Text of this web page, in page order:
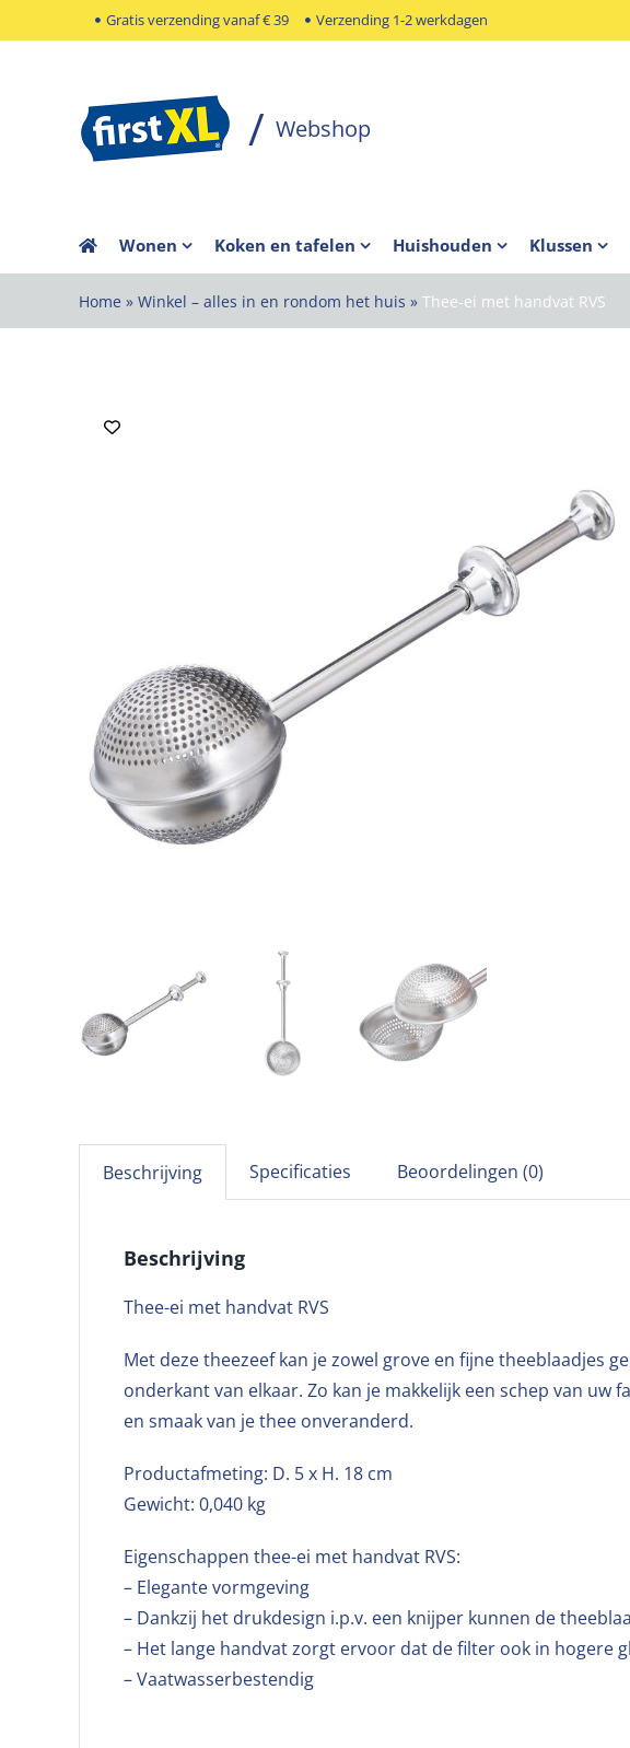
naar
Gratis verzending vanaf € 39 Verzending 1-2 werkdagen
Wonen Koken en tafelen Huishouden Klussen
Home » Winkel – alles in en rondom het huis » Thee-ei met handvat RVS
Beschrijving Specificaties Beoordelingen (0)
Beschrijving
Thee-ei met handvat RVS
Met deze theezeef kan je zowel grove en fijne theeblaadjes
onderkant van elkaar. Zo kan je makkelijk een schep van
en smaak van je thee onveranderd.
Productafmeting: D. 5 x H. 18 cm
Gewicht: 0,040 kg
Eigenschappen thee-ei met handvat RVS:
– Elegante vormgeving
– Dankzij het drukdesign i.p.v. een knijper kunnen de
– Het lange handvat zorgt ervoor dat de filter ook in hogere
– Vaatwasserbestendig